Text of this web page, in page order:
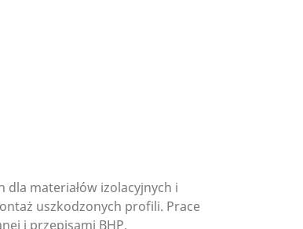
materiałów izolacyjnych i
uszkodzonych profili. Prace
i przepisami BHP.